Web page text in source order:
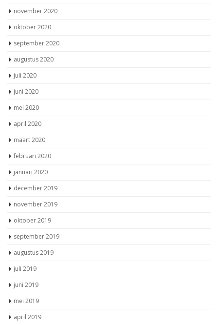
november 2020
oktober 2020
september 2020
augustus 2020
juli 2020
juni 2020
mei 2020
april 2020
maart 2020
februari 2020
januari 2020
december 2019
november 2019
oktober 2019
september 2019
augustus 2019
juli 2019
juni 2019
mei 2019
april 2019